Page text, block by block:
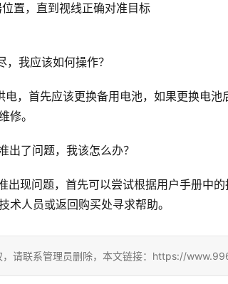
置，直到视线正确对准目标
，我应该如何操作？
电，首先应该更换备用电池，如果更换电
修。
出了问题，我该怎么办？
出现问题，首先可以尝试根据用户手册中
术人员或返回购买处寻求帮助。
，请联系管理员删除，本文链接：https://